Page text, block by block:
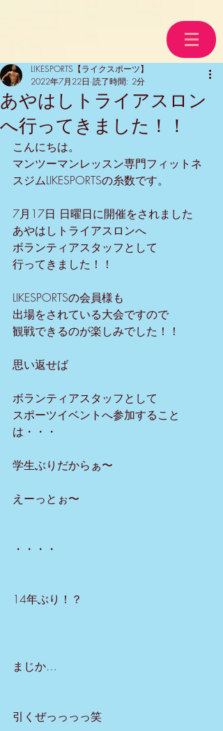
あやはしトライアスロン
へ行ってきました！！
LIKESPORTS【ライクスポーツ】
2022年7月22日 読了時間: 2分
こんにちは。
マンツーマンレッスン専門フィットネ
スジムLIKESPORTSの糸数です。
7月17日 日曜日に開催をされました
あやはしトライアスロンへ
ボランティアスタッフとして
行ってきました！！
LIKESPORTSの会員様も
出場をされている大会ですので
観戦できるのが楽しみでした！！
思い返せば
ボランティアスタッフとして
スポーツイベントへ参加すること
は・・・
学生ぶりだからぁ〜
えーっとぉ〜
・・・・
14年ぶり！？
まじか…
引くぜっっっっ笑